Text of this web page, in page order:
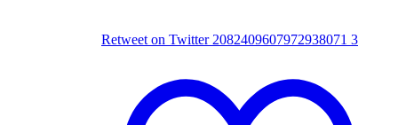
Retweet on Twitter 2082409607972938071 3